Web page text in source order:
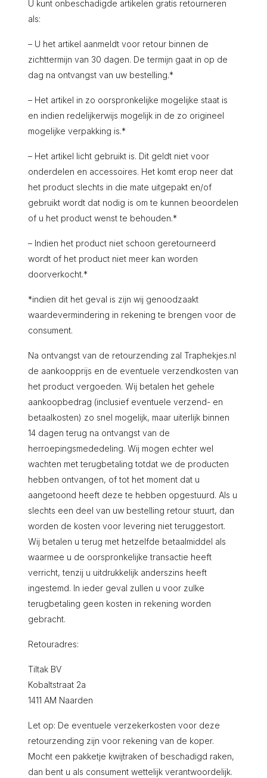
U kunt onbeschadigde artikelen gratis retourneren
als:
– U het artikel aanmeldt voor retour binnen de
zichttermijn van 30 dagen. De termijn gaat in op de
dag na ontvangst van uw bestelling.*
– Het artikel in zo oorspronkelijke mogelijke staat is
en indien redelijkerwijs mogelijk in de zo origineel
mogelijke verpakking is.*
– Het artikel licht gebruikt is. Dit geldt niet voor
onderdelen en accessoires. Het komt erop neer dat
het product slechts in die mate uitgepakt en/of
gebruikt wordt dat nodig is om te kunnen beoordelen
of u het product wenst te behouden.*
– Indien het product niet schoon geretourneerd
wordt of het product niet meer kan worden
doorverkocht.*
*indien dit het geval is zijn wij genoodzaakt
waardevermindering in rekening te brengen voor de
consument.
Na ontvangst van de retourzending zal Traphekjes.nl
de aankoopprijs en de eventuele verzendkosten van
het product vergoeden. Wij betalen het gehele
aankoopbedrag (inclusief eventuele verzend- en
betaalkosten) zo snel mogelijk, maar uiterlijk binnen
14 dagen terug na ontvangst van de
herroepingsmededeling. Wij mogen echter wel
wachten met terugbetaling totdat we de producten
hebben ontvangen, of tot het moment dat u
aangetoond heeft deze te hebben opgestuurd. Als u
slechts een deel van uw bestelling retour stuurt, dan
worden de kosten voor levering niet teruggestort.
Wij betalen u terug met hetzelfde betaalmiddel als
waarmee u de oorspronkelijke transactie heeft
verricht, tenzij u uitdrukkelijk anderszins heeft
ingestemd. In ieder geval zullen u voor zulke
terugbetaling geen kosten in rekening worden
gebracht.
Retouradres:
Tiltak BV
Kobaltstraat 2a
1411 AM Naarden
Let op: De eventuele verzekerkosten voor deze
retourzending zijn voor rekening van de koper.
Mocht een pakketje kwijtraken of beschadigd raken,
dan bent u als consument wettelijk verantwoordelijk.